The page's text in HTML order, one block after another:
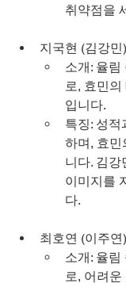
취약점을
지국현 (김강민)
소개: 율
로, 효민의
입니다.
특징: 성적
하며, 효민
니다. 김강
이미지를
다.
최호연 (이주연)
소개: 율
로, 어려